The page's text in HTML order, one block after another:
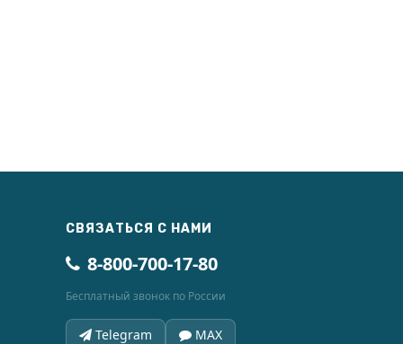
СВЯЗАТЬСЯ С НАМИ
8-800-700-17-80
Бесплатный звонок по России
Telegram MAX